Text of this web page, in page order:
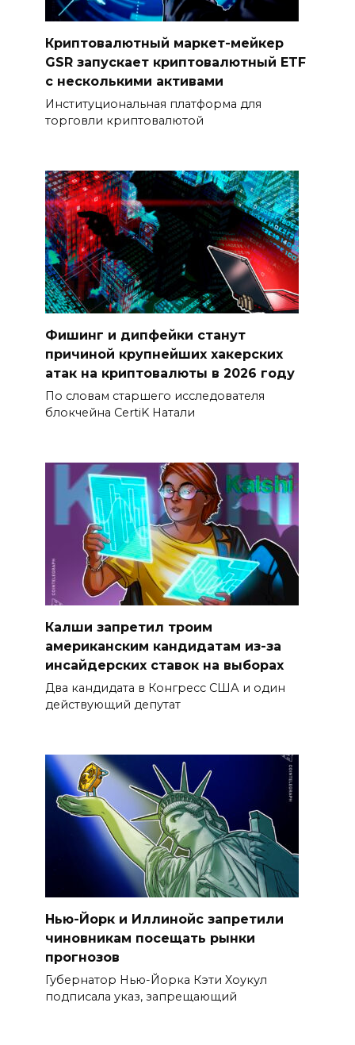
Криптовалютный маркет-мейкер
GSR запускает криптовалютный ETF
с несколькими активами
Институциональная платформа для
торговли криптовалютой
Фишинг и дипфейки станут
причиной крупнейших хакерских
атак на криптовалюты в 2026 году
По словам старшего исследователя
блокчейна CertiK Натали
Калши запретил троим
американским кандидатам из-за
инсайдерских ставок на выборах
Два кандидата в Конгресс США и один
действующий депутат
Нью-Йорк и Иллинойс запретили
чиновникам посещать рынки
прогнозов
Губернатор Нью-Йорка Кэти Хоукул
подписала указ, запрещающий